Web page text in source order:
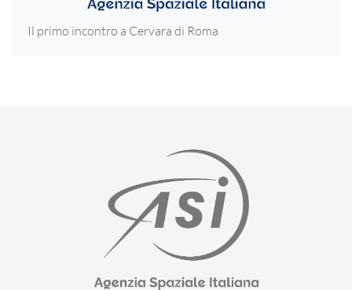
Il primo incontro a Cervara di Roma